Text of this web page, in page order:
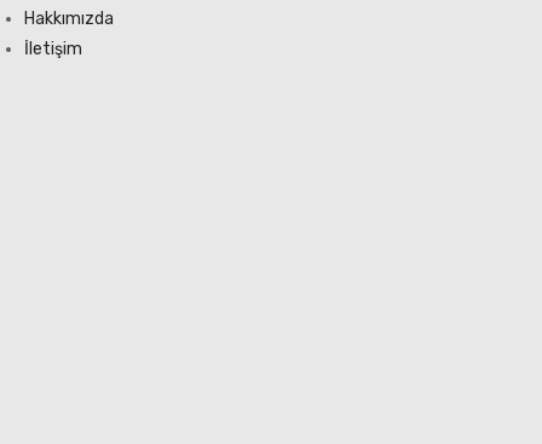
Hakkımızda
İletişim